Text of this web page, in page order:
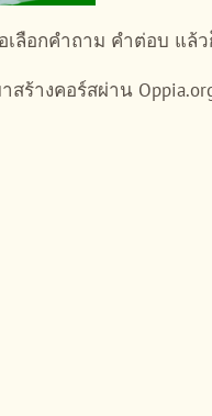
ลือกคำถาม คำต่อบ แล้
สร้างคอร์สผ่าน